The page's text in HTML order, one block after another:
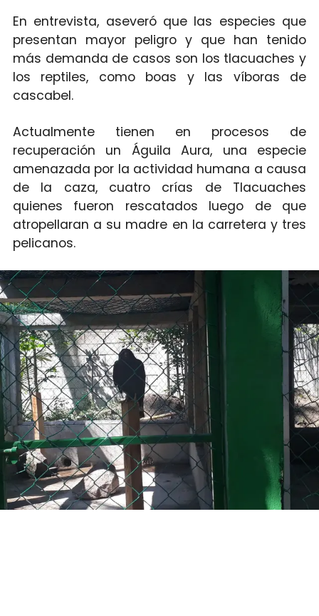
En entrevista, aseveró que las especies que
presentan mayor peligro y que han tenido
más demanda de casos son los tlacuaches y
los reptiles, como boas y las víboras de
cascabel.
Actualmente tienen en procesos de
recuperación un Águila Aura, una especie
amenazada por la actividad humana a causa
de la caza, cuatro crías de Tlacuaches
quienes fueron rescatados luego de que
atropellaran a su madre en la carretera y tres
pelicanos.